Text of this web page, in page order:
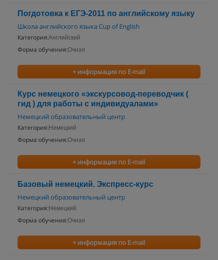
Погдотовка к ЕГЭ-2011 по английскому языку
Школа английского языка Cup of English
Категория:Английский
Форма обучения:Очная
+ информация по E-mail
Курс немецкого «экскурсовод-переводчик (
гид ) для работы с индивидуалами»
Немецкий образовательный центр
Категория: Немецкий
Форма обучения:Очная
+ информация по E-mail
Базовый немецкий. Экспресс-курс
Немецкий образовательный центр
Категория: Немецкий
Форма обучения:Очная
+ информация по E-mail